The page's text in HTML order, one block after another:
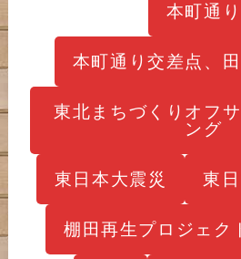
本町通り
本町通り交差点、
東北まちづくりオフ
ング
東日本大震災 東
棚田再生プロジェク